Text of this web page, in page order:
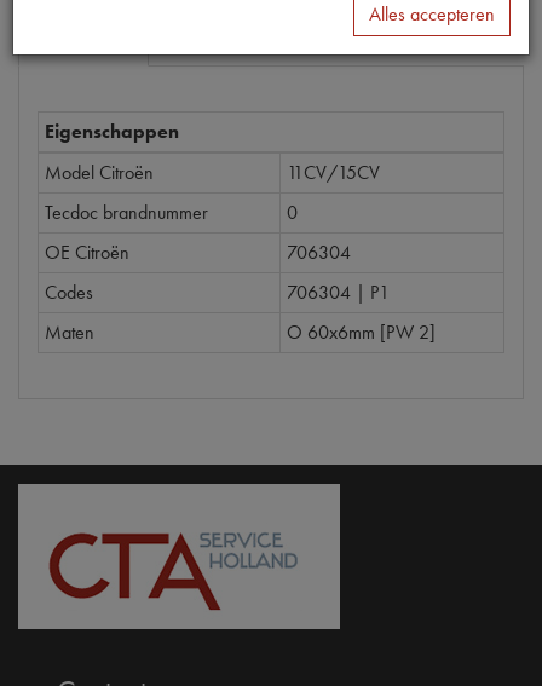
Eigenschappen
Model Citroën
11CV/15CV
Tecdoc brandnummer
0
OE Citroën
706304
Codes
706304 | P1
Maten
O 60x6mm [PW 2]
Alles accepteren